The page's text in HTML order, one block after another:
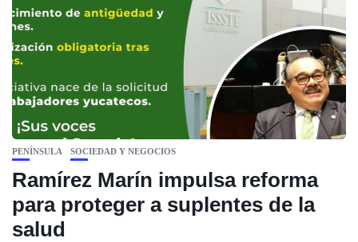
PENÍNSULA SOCIEDAD Y NEGOCIOS
Ramírez Marín impulsa reforma
para proteger a suplentes de la
salud